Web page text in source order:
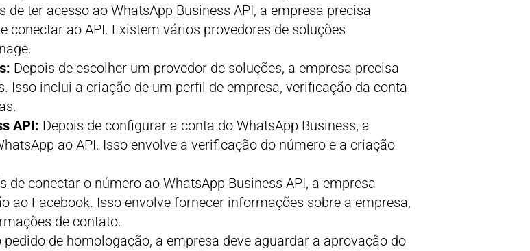
de ter acesso ao WhatsApp Business API, a empresa precisa
conectar ao API. Existem vários provedores de soluções
Depois de escolher um provedor de soluções, a empresa precisa
Isso inclui a criação de um perfil de empresa, verificação da conta
API: Depois de configurar a conta do WhatsApp Business, a
ao API. Isso envolve a verificação do número e a criação
de conectar o número ao WhatsApp Business API, a empresa
ao Facebook. Isso envolve fornecer informações sobre a empresa,
de contato.
pedido de homologação, a empresa deve aguardar a aprovação do